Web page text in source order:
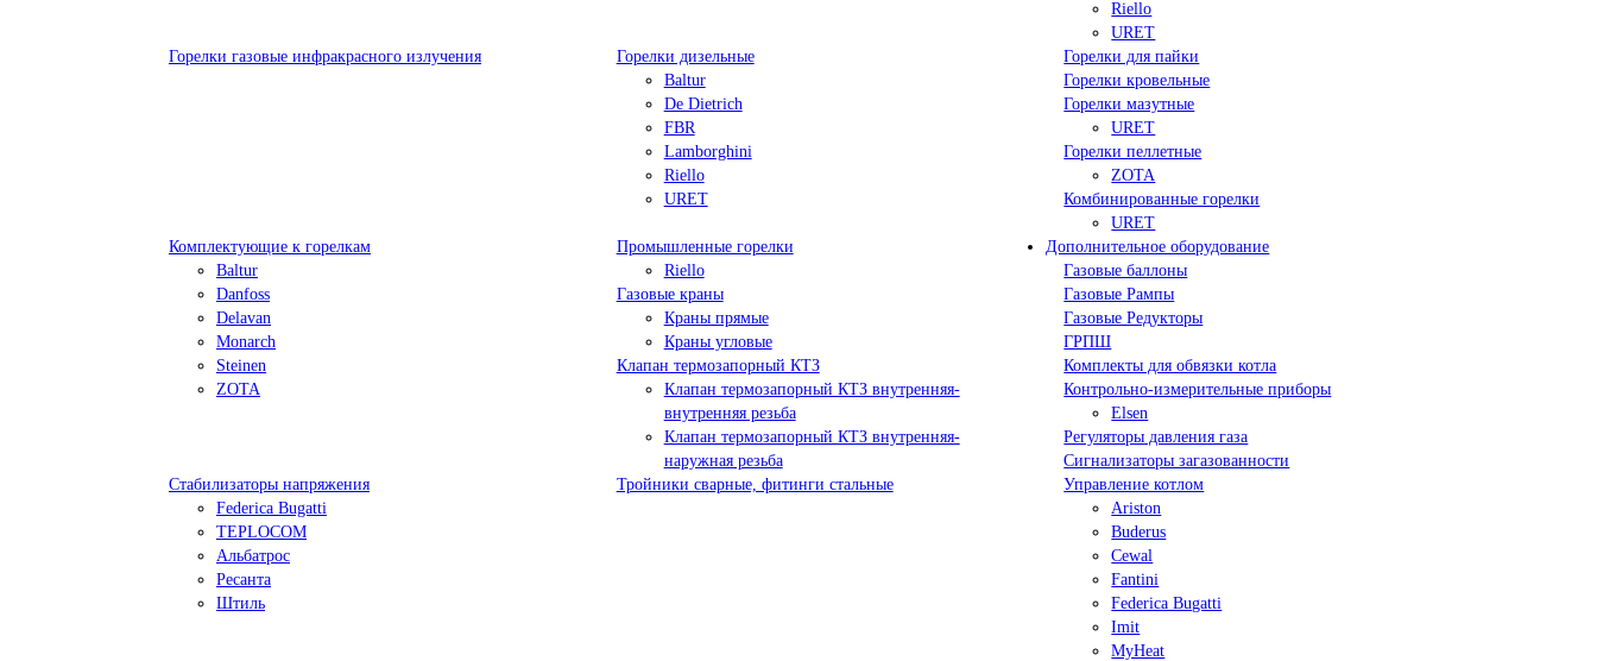
Riello
URET
Горелки газовые инфракрасного излучения
Горелки дизельные
Baltur
De Dietrich
FBR
Lamborghini
Riello
URET
Горелки для пайки
Горелки кровельные
Горелки мазутные
URET
Горелки пеллетные
ZOTA
Комбинированные горелки
URET
Комплектующие к горелкам
Baltur
Danfoss
Delavan
Monarch
Steinen
ZOTA
Промышленные горелки
Riello
Дополнительное оборудование
Газовые баллоны
Газовые краны
Краны прямые
Краны угловые
Газовые Рампы
Газовые Редукторы
ГРПШ
Клапан термозапорный КТЗ
Клапан термозапорный КТЗ внутренняя-
внутренняя резьба
Клапан термозапорный КТЗ внутренняя-
наружная резьба
Комплекты для обвязки котла
Контрольно-измерительные приборы
Elsen
Регуляторы давления газа
Сигнализаторы загазованности
Стабилизаторы напряжения
Federica Bugatti
TEPLOCOM
Альбатрос
Ресанта
Штиль
Тройники сварные, фитинги стальные
Управление котлом
Ariston
Buderus
Cewal
Fantini
Federica Bugatti
Imit
MyHeat